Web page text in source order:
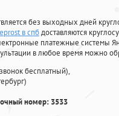
без выходных дней
в спбдоставляются
платежные системы
в любое время можно
бесплатный),
номер: 3533